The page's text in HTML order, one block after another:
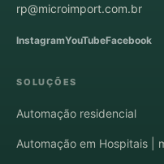
rp@microimport.com.br
InstagramYouTubeFacebook
SOLUÇÕES
Automação residencial
Automação em Hospitais |